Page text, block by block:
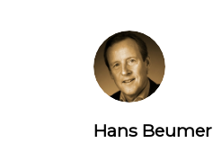
Hans Beumer